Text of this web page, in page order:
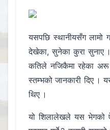
यसपछि स्थानीयसँग
देखेका, सुनेका कुरा सुनाए
कतिले नजिकैमा रहेका अरू
स्तम्भको जानकारी दिए ।
थिए ।
यो शिलालेखले यस भेगको